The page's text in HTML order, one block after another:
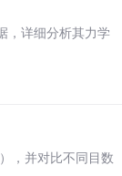
，详细分析其力学
，并对比不同目数